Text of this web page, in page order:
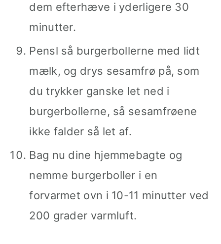
dem efterhæve i yderligere 30
minutter.
Pensl så burgerbollerne med lidt
mælk, og drys sesamfrø på, som
du trykker ganske let ned i
burgerbollerne, så sesamfrøene
ikke falder så let af.
Bag nu dine hjemmebagte og
nemme burgerboller i en
forvarmet ovn i 10-11 minutter ved
200 grader varmluft.